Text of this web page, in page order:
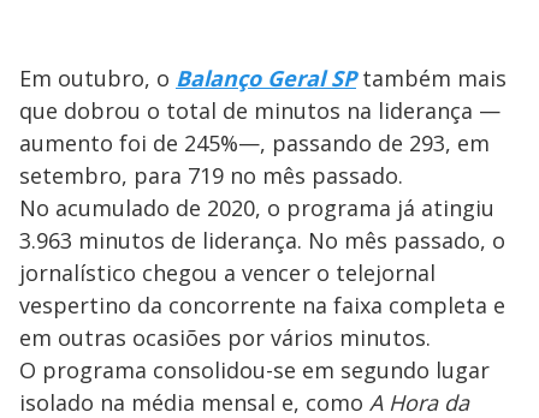
Em outubro, o Balanço Geral SPtambém mais
que dobrou o total de minutos na liderança —
aumento foi de 245%—, passando de 293, em
setembro, para 719 no mês passado.
No acumulado de 2020, o programa já atingiu
3.963 minutos de liderança. No mês passado, o
jornalístico chegou a vencer o telejornal
vespertino da concorrente na faixa completa e
em outras ocasiões por vários minutos.
O programa consolidou-se em segundo lugar
isolado na média mensal e, como A Hora da